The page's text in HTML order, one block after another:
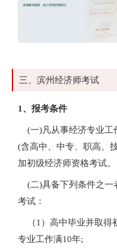
三、滨州经济师考试
1、报考条件
(一)凡从事经济专业工
(含高中、中专、职高、
加初级经济师资格考试。
(二)具备下列条件之一
考试：
（1）高中毕业并取得
专业工作满10年;